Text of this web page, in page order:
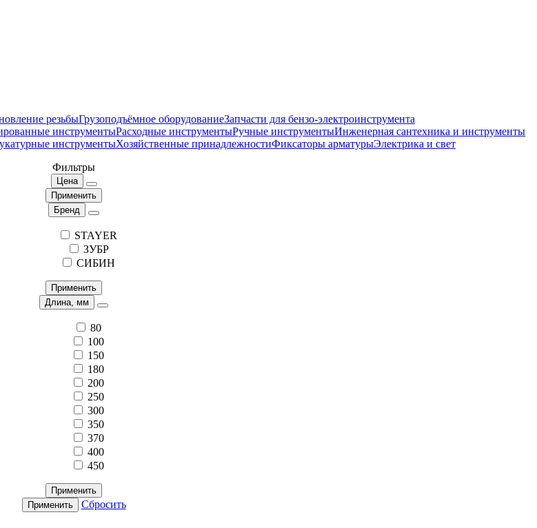
резьбыГрузоподъёмное оборудованиеЗапчасти для бензо-электроинструмента
инструментыРасходные инструментыРучные инструментыИнженерная сантехника и инструменты
инструментыХозяйственные принадлежностиФиксаторы арматурыЭлектрика и свет
Фильтры
Цена
Применить
Бренд
STAYER
ЗУБР
СИБИН
Применить
Длина, мм
80
100
150
180
200
250
300
350
370
400
450
Применить
Применить
Сбросить